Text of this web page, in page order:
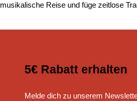
musikalische Reise und füge zeitlose
5€ Rabatt erhalten
Melde dich zu unserem